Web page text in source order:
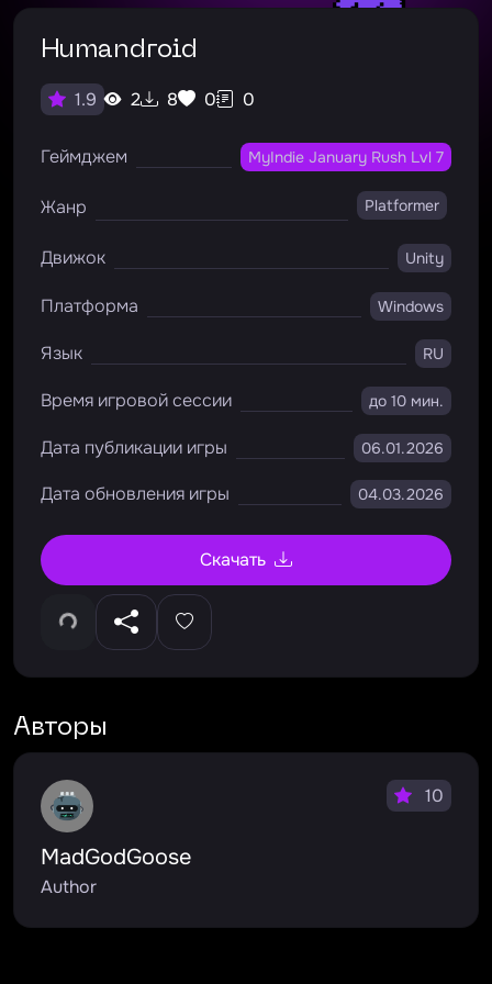
Humandroid
1.9 2 8 0 0
Геймджем MyIndie January Rush Lvl 7
Жанр Platformer
Движок Unity
Платформа Windows
Язык RU
Время игровой сессии до 10 мин.
Дата публикации игры 06.01.2026
Дата обновления игры 04.03.2026
Скачать
Авторы
MadGodGoose
Author
10